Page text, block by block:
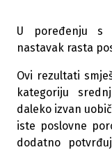
U poređenju s
nastavak rasta
Ovi rezultati
kategoriju
daleko izvan
iste poslovne
dodatno